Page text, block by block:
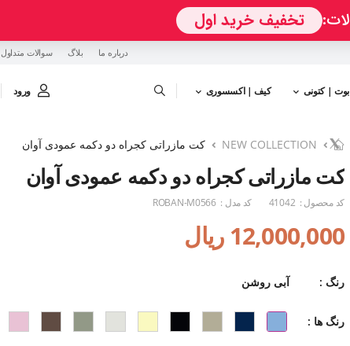
درباره ما بلاگ سوالات متداول
بوت | کتونی کیف | اکسسوری ورود
NEW COLLECTION کت مازراتی کجراه دو دکمه عمودی آوان
کت مازراتی کجراه دو دکمه عمودی آوان
کد محصول : 41042 کد مدل : ROBAN-M0566
12,000,000 ریال
رنگ : آبی روشن
رنگ ها :